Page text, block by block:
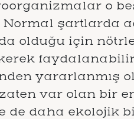
o
Normal şartlarda
olduğu için
yararlanmış
var olan bir
de daha ekolojik